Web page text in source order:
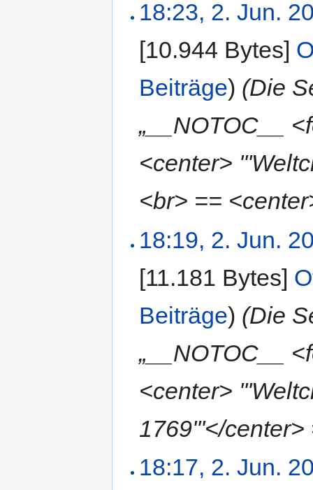
18:23, 2. Jun.
[10.944 Bytes]
Beiträge) (Die
„__NOTOC__
<center>
<br> ==
18:19, 2. Jun.
[11.181 Bytes]
Beiträge) (Die
„__NOTOC__
<center>
1769'''</
18:17, 2. Jun.